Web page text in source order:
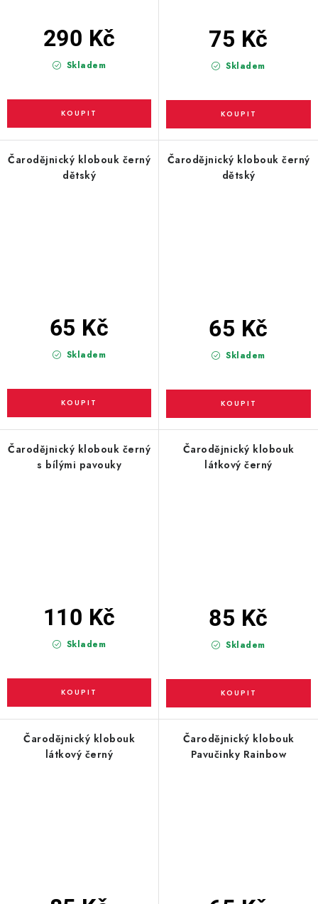
Skladem
290 Kč
Skladem
75 Kč
Čarodějnický klobouk černý
dětský
Skladem
65 Kč
Čarodějnický klobouk černý
dětský
Skladem
65 Kč
Čarodějnický klobouk černý
s bílými pavouky
Skladem
110 Kč
Čarodějnický klobouk
látkový černý
Skladem
85 Kč
Čarodějnický klobouk
látkový černý
Čarodějnický klobouk
Pavučinky Rainbow